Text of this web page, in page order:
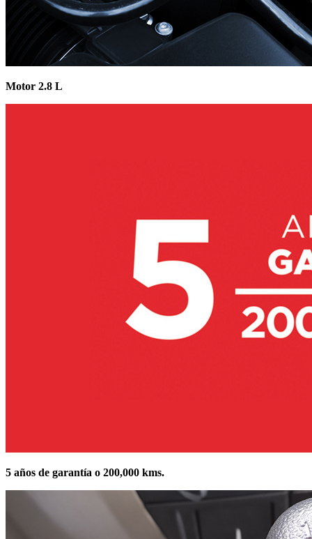
Motor 2.8 L
5 años de garantía o 200,000 kms.